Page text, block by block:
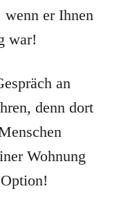
er Ihnen
war!
an
denn dort
Wohnung